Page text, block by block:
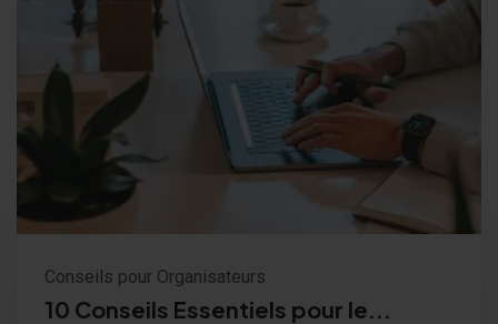
Conseils pour Organisateurs
10 Conseils Essentiels pour le...